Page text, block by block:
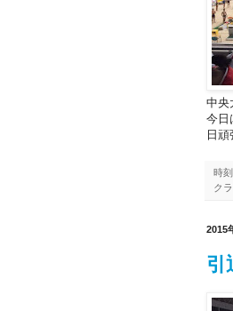
中央
今日
日
時
ク
2015
引